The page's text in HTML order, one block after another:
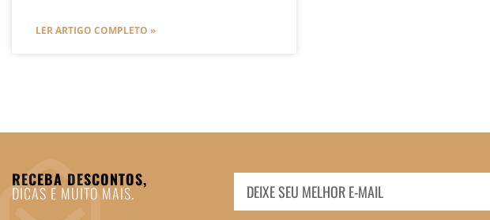
LER ARTIGO COMPLETO »
RECEBA DESCONTOS,
DICAS E MUITO MAIS.